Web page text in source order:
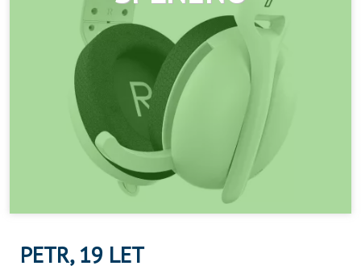
PETR, 19 LET